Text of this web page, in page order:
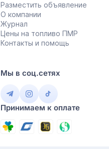
Разместить объявление
О компании
Журнал
Цены на топливо ПМР
Контакты и помощь
Мы в соц.сетях
Принимаем к оплате